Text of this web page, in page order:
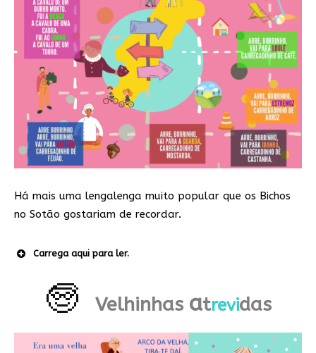
Há mais uma lengalenga muito popular que os Bichos
no Sotão gostariam de recordar.
Carrega aqui para ler.
🧓 Velhinhas atrevidas